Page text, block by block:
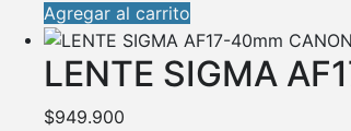
Agregar al carrito
LENTE SIGMA
$949.900